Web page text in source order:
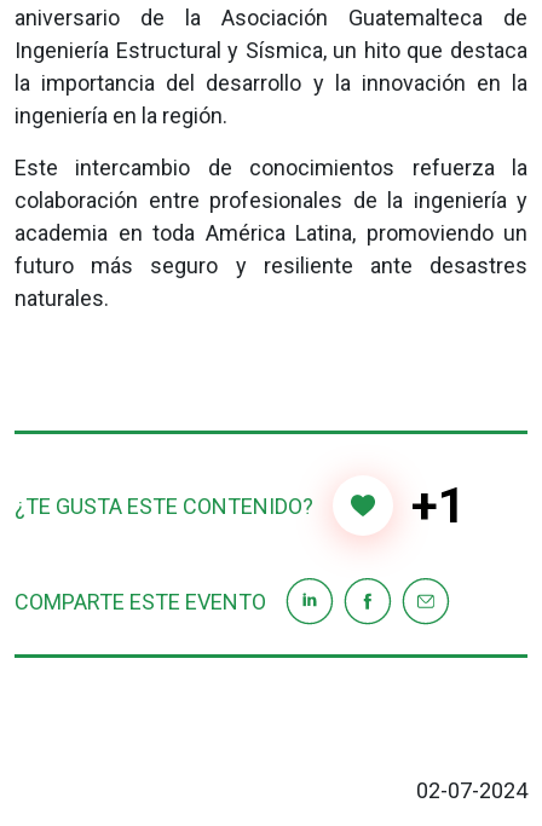
aniversario de la Asociación Guatemalteca de
Ingeniería Estructural y Sísmica, un hito que destaca
la importancia del desarrollo y la innovación en la
ingeniería en la región.
Este intercambio de conocimientos refuerza la
colaboración entre profesionales de la ingeniería y
academia en toda América Latina, promoviendo un
futuro más seguro y resiliente ante desastres
naturales.
¿TE GUSTA ESTE CONTENIDO? +1
COMPARTE ESTE EVENTO
02-07-2024